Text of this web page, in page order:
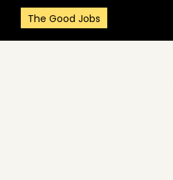
The Good Jobs